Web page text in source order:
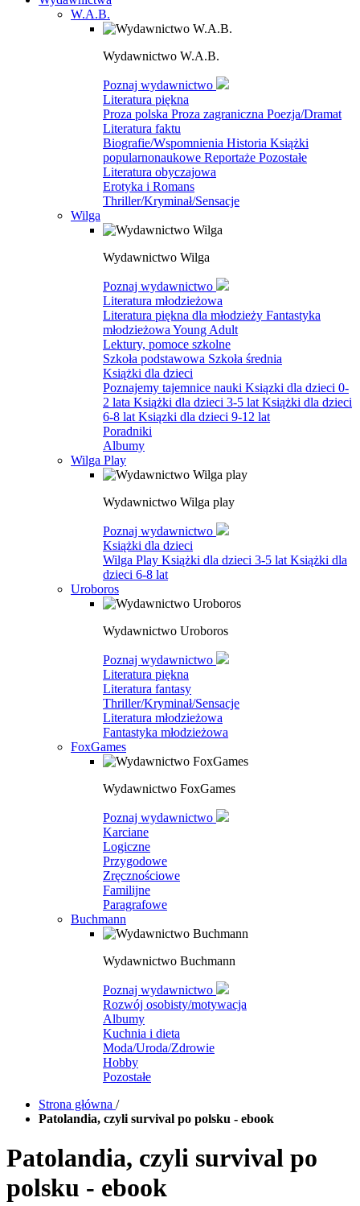
W.A.B.
Wydawnictwo W.A.B.
Poznaj wydawnictwo
Literatura piękna
Proza polska Proza zagraniczna Poezja/Dramat
Literatura faktu
Biografie/Wspomnienia Historia Książki
popularnonaukowe Reportaże Pozostałe
Literatura obyczajowa
Erotyka i Romans
Thriller/Kryminał/Sensacje
Wilga
Wydawnictwo Wilga
Poznaj wydawnictwo
Literatura młodzieżowa
Literatura piękna dla młodzieży Fantastyka
młodzieżowa Young Adult
Lektury, pomoce szkolne
Szkoła podstawowa Szkoła średnia
Książki dla dzieci
Poznajemy tajemnice nauki Ksiązki dla dzieci 0-
2 lata Książki dla dzieci 3-5 lat Książki dla dzieci
6-8 lat Ksiązki dla dzieci 9-12 lat
Poradniki
Albumy
Wilga Play
Wydawnictwo Wilga play
Poznaj wydawnictwo
Książki dla dzieci
Wilga Play Książki dla dzieci 3-5 lat Książki dla
dzieci 6-8 lat
Uroboros
Wydawnictwo Uroboros
Poznaj wydawnictwo
Literatura piękna
Literatura fantasy
Thriller/Kryminał/Sensacje
Literatura młodzieżowa
Fantastyka młodzieżowa
FoxGames
Wydawnictwo FoxGames
Poznaj wydawnictwo
Karciane
Logiczne
Przygodowe
Zręcznościowe
Familijne
Paragrafowe
Buchmann
Wydawnictwo Buchmann
Poznaj wydawnictwo
Rozwój osobisty/motywacja
Albumy
Kuchnia i dieta
Moda/Uroda/Zdrowie
Hobby
Pozostałe
Strona główna /
Patolandia, czyli survival po polsku - ebook
Patolandia, czyli survival po
polsku - ebook